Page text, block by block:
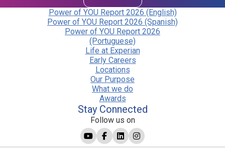
Power of YOU Report 2026 (English)
Power of YOU Report 2026 (Spanish)
Power of YOU Report 2026
(Portuguese)
Life at Experian
Early Careers
Locations
Our Purpose
What we do
Awards
Stay Connected
Follow us on